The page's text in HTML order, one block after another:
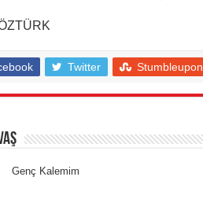
Twitter Stumbleupon
Genç Kalemim